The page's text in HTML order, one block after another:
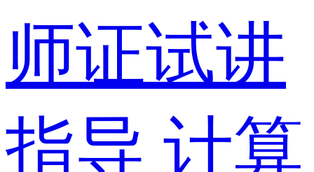
师证试讲
指导 计算